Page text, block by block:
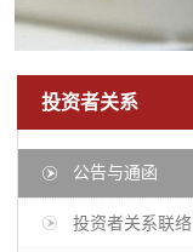
投资者关系
公告与通函
投资者关系联络